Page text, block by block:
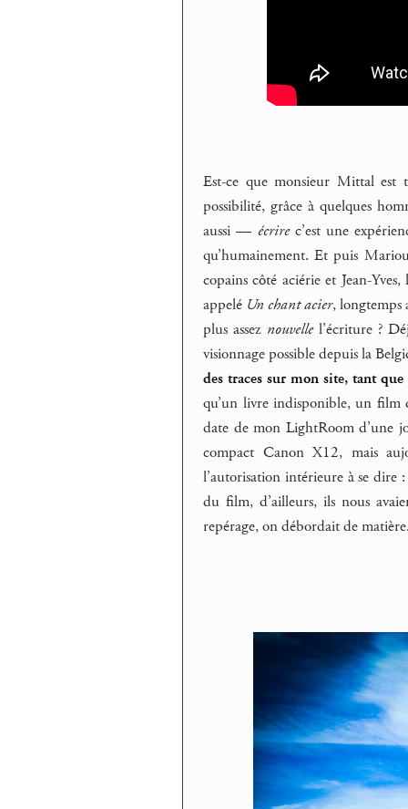
Est-ce que monsieur Mittal est
possibilité, grâce à quelques
aussi — écrirec’est une
qu’humainement. Et puis
copains côté aciérie et Jean-
appelé Un chant acier, longtemps
plus assez nouvellel’écriture ?
visionnage possible depuis la
des traces sur mon site, tant que
qu’un livre indisponible, un film
date de mon LightRoom d’une
compact Canon X12, mais
l’autorisation intérieure à se dire
du film, d’ailleurs, ils nous
repérage, on débordait de